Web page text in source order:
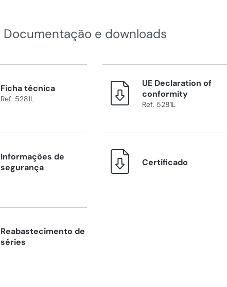
Documentação e downloads
Ficha técnica
Ref. 5281L
UE Declaration of
conformity
Ref. 5281L
Informaçôes de
segurança
Certificado
Reabastecimento de
séries